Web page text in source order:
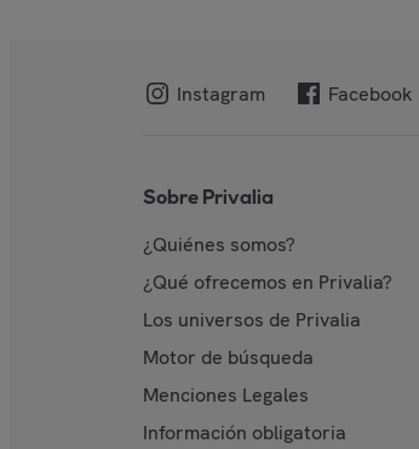
Instagram Facebook
Sobre Privalia
¿Quiénes somos?
¿Qué ofrecemos en Privalia?
Los universos de Privalia
Motor de búsqueda
Menciones Legales
Información obligatoria